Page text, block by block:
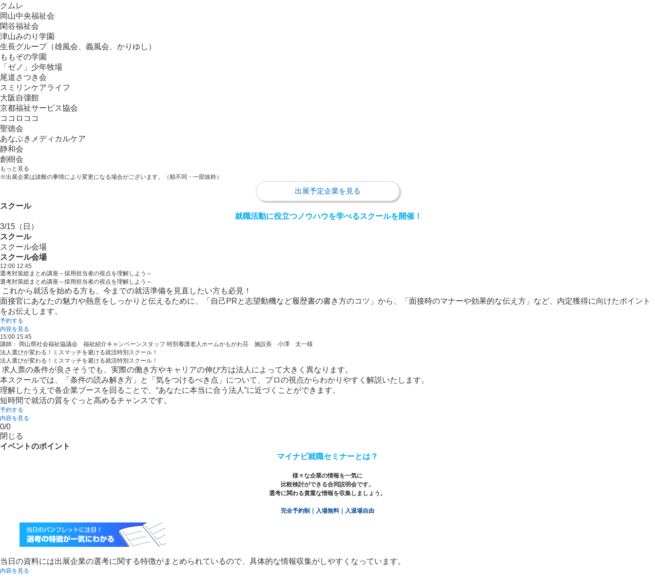
クムレ
岡山中央福祉会
閑谷福祉会
津山みのり学園
生長グループ（雄風会、義風会、かりゆし）
ももぞの学園
「ゼノ」少年牧場
尾道さつき会
スミリンケアライフ
大阪自彊館
京都福祉サービス協会
ココロココ
聖徳会
あなぶきメディカルケア
静和会
創樹会
もっと見る
※出展企業は諸般の事情により変更になる場合がございます。（順不同・一部抜粋）
出展予定企業を見る
スクール
就職活動に役立つ ノウハウを学べるスクールを開催！
3/15 （日）
スクール
スクール会場
スクール会場
12:00 12:45
選考対策総まとめ講座～採用担当者の視点を理解しよう～
選考対策総まとめ講座～採用担当者の視点を理解しよう～
これから就活を始める方も、今までの就活準備を見直したい方も必見！
面接官にあなたの魅力や熱意をしっかりと伝えるために、「自己PRと志望動機など履歴書の書き方のコツ」から、「面接時のマナーや効果的な伝え方」など、内定獲得に向けたポイント
をお伝えします。
予約する
内容を見る
15:00 15:45
講師： 岡山県社会福祉協議会 福祉紹介キャンペーンスタッフ 特別養護老人ホームかもがわ荘 施設長 小澤 太一様
法人選びが変わる！ミスマッチを避ける就活特別スクール！
法人選びが変わる！ミスマッチを避ける就活特別スクール！
求人票の条件が良さそうでも、実際の働き方やキャリアの伸び方は法人によって大きく異なります。
本スクールでは、「条件の読み解き方」と「気をつけるべき点」について、プロの視点からわかりやすく解説いたします。
理解したうえで各企業ブースを回ることで、“あなたに本当に合う法人”に近づくことができます。
短時間で就活の質をぐっと高めるチャンスです。
予約する
内容を見る
0/0
閉じる
イベントのポイント
マイナビ就職セミナーとは？
様々な企業の情報を一気に
比較検討ができる合同説明会です。
選考に関わる貴重な情報を収集しましょう。
完全予約制｜入場無料｜入退場自由
当日の資料には出展企業の選考に関する特徴がまとめられているので、具体的な情報収集がしやすくなっています。
内容を見る